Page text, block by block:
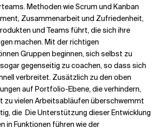
Methoden wie Scrum und Kanban
Zusammenarbeit und Zufriedenheit,
und Teams führt, die sich ihre
machen. Mit der richtigen
Gruppen beginnen, sich selbst zu
gegenseitig zu coachen, so dass sich
verbreitet. Zusätzlich zu den oben
auf Portfolio-Ebene, die verhindern,
zu vielen Arbeitsabläufen überschwemmt
die Die Unterstützung dieser Entwicklung
in Funktionen führen wie der